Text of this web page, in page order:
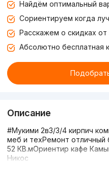
Найдём оптимальный
Сориентируем когда
Расскажем о скидках от
Абсолютно бесплатная
Описание
#Мукими 2в3/3/4 кирпич
меб и техРемонт
52 КВ.мОриентир кафе
Никос